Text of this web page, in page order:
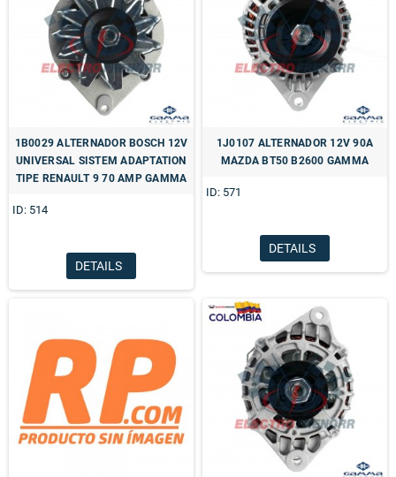
1B0029 ALTERNADOR BOSCH 12V
UNIVERSAL SISTEM ADAPTATION
TIPE RENAULT 9 70 AMP GAMMA
ID: 514
DETAILS
1J0107 ALTERNADOR 12V 90A
MAZDA BT50 B2600 GAMMA
ID: 571
DETAILS